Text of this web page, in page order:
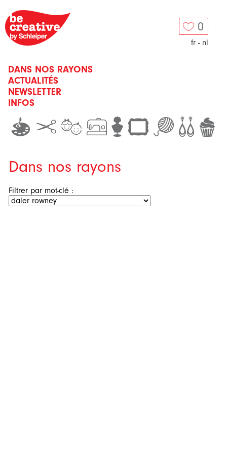
0
fr - nl
DANS NOS RAYONS
ACTUALITÉS
NEWSLETTER
INFOS
Dans nos rayons
Filtrer par mot-clé :